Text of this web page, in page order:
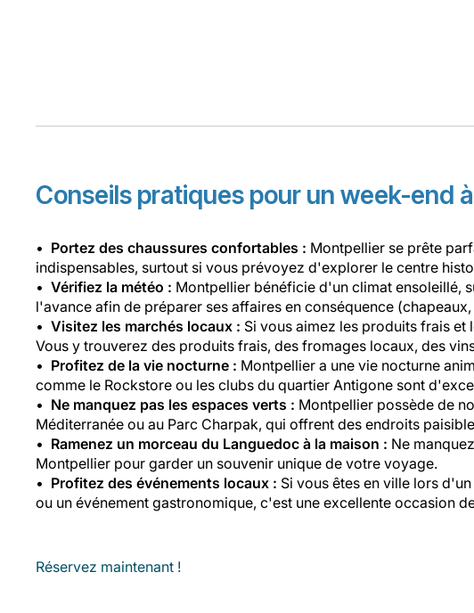
Conseils pratiques pour un week-end
Portez des chaussures confortables : Montpellier se prête
indispensables, surtout si vous prévoyez d'explorer le centre
Vérifiez la météo : Montpellier bénéficie d'un climat ensoleillé,
l'avance afin de préparer ses affaires en conséquence
Visitez les marchés locaux : Si vous aimez les produits frais et
Vous y trouverez des produits frais, des fromages locaux, des
Profitez de la vie nocturne : Montpellier a une vie nocturne
comme le Rockstore ou les clubs du quartier Antigone sont
Ne manquez pas les espaces verts : Montpellier possède de
Méditerranée ou au Parc Charpak, qui offrent des endroits
Ramenez un morceau du Languedoc à la maison : Ne
Montpellier pour garder un souvenir unique de votre voyage.
Profitez des événements locaux : Si vous êtes en ville lors
ou un événement gastronomique, c'est une excellente occasion
Réservez maintenant !